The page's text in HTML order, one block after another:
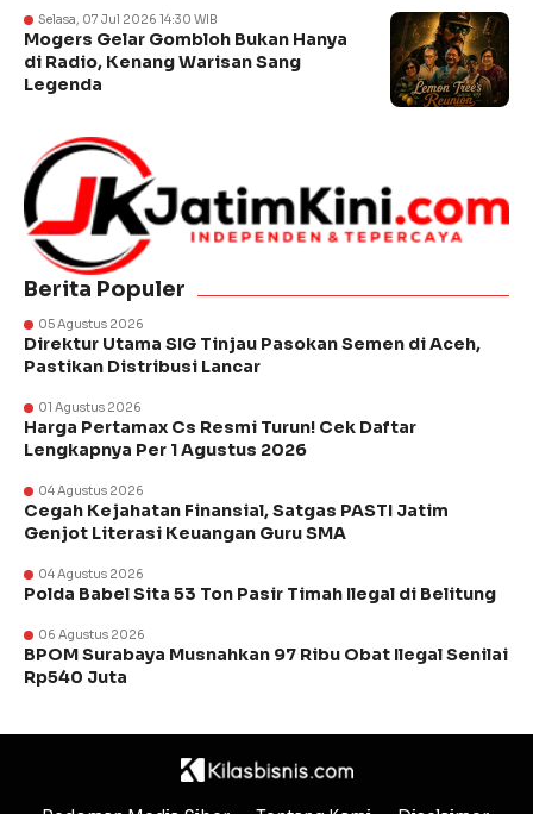
Selasa, 07 Jul 2026 14:30 WIB
Mogers Gelar Gombloh Bukan Hanya
di Radio, Kenang Warisan Sang
Legenda
Berita Populer
05 Agustus 2026
Direktur Utama SIG Tinjau Pasokan Semen di Aceh,
Pastikan Distribusi Lancar
01 Agustus 2026
Harga Pertamax Cs Resmi Turun! Cek Daftar
Lengkapnya Per 1 Agustus 2026
04 Agustus 2026
Cegah Kejahatan Finansial, Satgas PASTI Jatim
Genjot Literasi Keuangan Guru SMA
04 Agustus 2026
Polda Babel Sita 53 Ton Pasir Timah Ilegal di Belitung
06 Agustus 2026
BPOM Surabaya Musnahkan 97 Ribu Obat Ilegal Senilai
Rp540 Juta